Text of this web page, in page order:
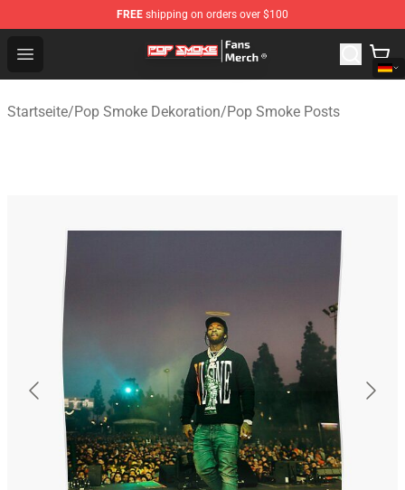
FREE shipping on orders over $100
Open menu
Pop Smoke Store - Official Pop Smoke Merchandise
Startseite/Pop Smoke Dekoration/Pop Smoke Posts